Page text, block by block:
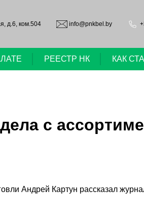
д.6, ком.504 info@pnkbel.by
РЕЕСТР НК КАК
с
Андрей Картун рассказал